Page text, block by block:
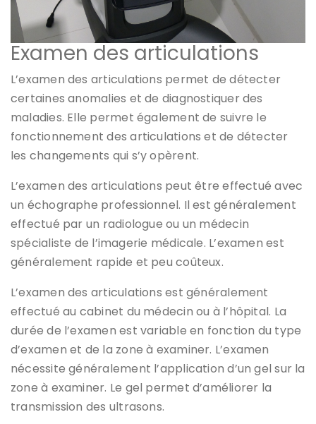
Examen des articulations
L’examen des articulations permet de détecter
certaines anomalies et de diagnostiquer des
maladies. Elle permet également de suivre le
fonctionnement des articulations et de détecter
les changements qui s’y opèrent.
L’examen des articulations peut être effectué avec
un échographe professionnel. Il est généralement
effectué par un radiologue ou un médecin
spécialiste de l’imagerie médicale. L’examen est
généralement rapide et peu coûteux.
L’examen des articulations est généralement
effectué au cabinet du médecin ou à l’hôpital. La
durée de l’examen est variable en fonction du type
d’examen et de la zone à examiner. L’examen
nécessite généralement l’application d’un gel sur la
zone à examiner. Le gel permet d’améliorer la
transmission des ultrasons.